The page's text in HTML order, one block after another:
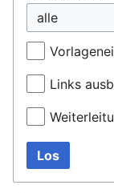
Links
Los